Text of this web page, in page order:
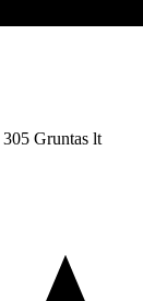
Gruntas lt